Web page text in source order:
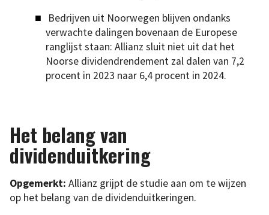
Bedrijven uit Noorwegen blijven ondanks
verwachte dalingen bovenaan de Europese
ranglijst staan: Allianz sluit niet uit dat het
Noorse dividendrendement zal dalen van 7,2
procent in 2023 naar 6,4 procent in 2024.
Het belang van
dividenduitkering
Opgemerkt: Allianz grijpt de studie aan om te wijzen
op het belang van de dividenduitkeringen.